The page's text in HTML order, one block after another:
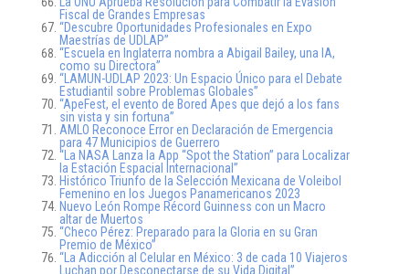
Fiscal de Grandes Empresas
“Descubre Oportunidades Profesionales en Expo
Maestrías de UDLAP”
“Escuela en Inglaterra nombra a Abigail Bailey, una IA,
como su Directora”
“LAMUN-UDLAP 2023: Un Espacio Único para el Debate
Estudiantil sobre Problemas Globales”
“ApeFest, el evento de Bored Apes que dejó a los fans
sin vista y sin fortuna”
AMLO Reconoce Error en Declaración de Emergencia
para 47 Municipios de Guerrero
“La NASA Lanza la App “Spot the Station” para Localizar
la Estación Espacial Internacional”
Histórico Triunfo de la Selección Mexicana de Voleibol
Femenino en los Juegos Panamericanos 2023
Nuevo León Rompe Récord Guinness con un Macro
altar de Muertos
“Checo Pérez: Preparado para la Gloria en su Gran
Premio de México”
“La Adicción al Celular en México: 3 de cada 10 Viajeros
Luchan por Desconectarse de su Vida Digital”